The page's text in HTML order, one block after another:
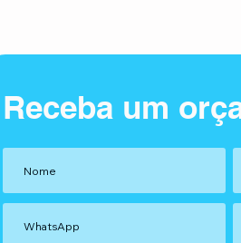
Receba um